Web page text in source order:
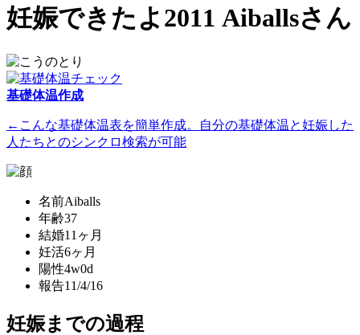
妊娠できたよ2011 Aiballsさん
基礎体温作成
←こんな基礎体温表を簡単作成。自分の基礎体温と妊娠した
人たちとのシンクロ検索が可能
名前Aiballs
年齢37
結婚11ヶ月
妊活6ヶ月
陽性4w0d
報告11/4/16
妊娠までの過程